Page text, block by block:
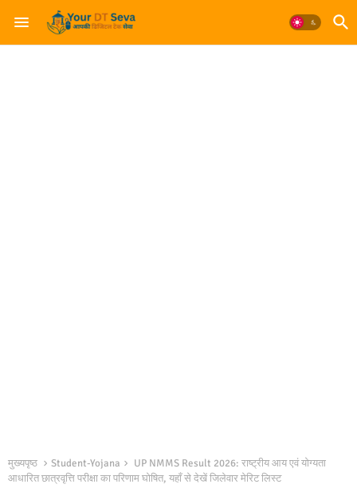
मुख्यपृष्ठ Student-Yojana
UP NMMS Result 2026: राष्ट्रीय आय एवं योग्यता
आधारित छात्रवृत्ति परीक्षा का परिणाम घोषित, यहाँ से देखें जिलेवार मेरिट लिस्ट